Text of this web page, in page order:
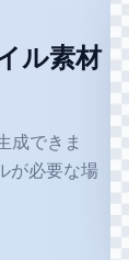
ル素材
成できま
が必要な場